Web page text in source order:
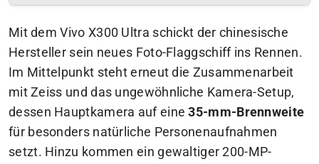
Mit dem Vivo X300 Ultra schickt der chinesische
Hersteller sein neues Foto-Flaggschiff ins Rennen.
Im Mittelpunkt steht erneut die Zusammenarbeit
mit Zeiss und das ungewöhnliche Kamera-Setup,
dessen Hauptkamera auf eine35-mm-Brennweite
für besonders natürliche Personenaufnahmen
setzt. Hinzu kommen ein gewaltiger 200-MP-